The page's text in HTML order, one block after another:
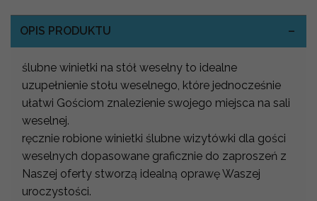
OPIS PRODUKTU
ślubne winietki na stół weselny to idealne
uzupełnienie stołu weselnego, które jednocześnie
ułatwi Gościom znalezienie swojego miejsca na sali
weselnej.
ręcznie robione winietki ślubne wizytówki dla gości
weselnych dopasowane graficznie do zaproszeń z
Naszej oferty stworzą idealną oprawę Waszej
uroczystości.